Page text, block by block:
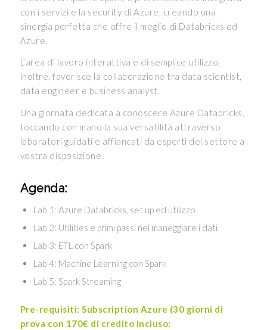
con i servizi e la security di Azure, creando una
sinergia perfetta che offre il meglio di Databricks ed
Azure.
L’area di lavoro interattiva e di semplice utilizzo,
inoltre, favorisce la collaborazione tra data scientist,
data engineer e business analyst.
Una giornata dedicata a conoscere Azure Databricks,
toccando con mano la sua versatilità attraverso
laboratori guidati e affiancati da esperti del settore a
vostra disposizione.
Agenda:
Lab 1: Azure Databricks, set up ed utilizzo
Lab 2: Utilities e primi passi nel maneggiare i dati
Lab 3: ETL con Spark
Lab 4: Machine Learning con Spark
Lab 5: Spark Streaming
Pre-requisiti: Subscription Azure (30 giorni di
prova con 170€ di credito incluso: